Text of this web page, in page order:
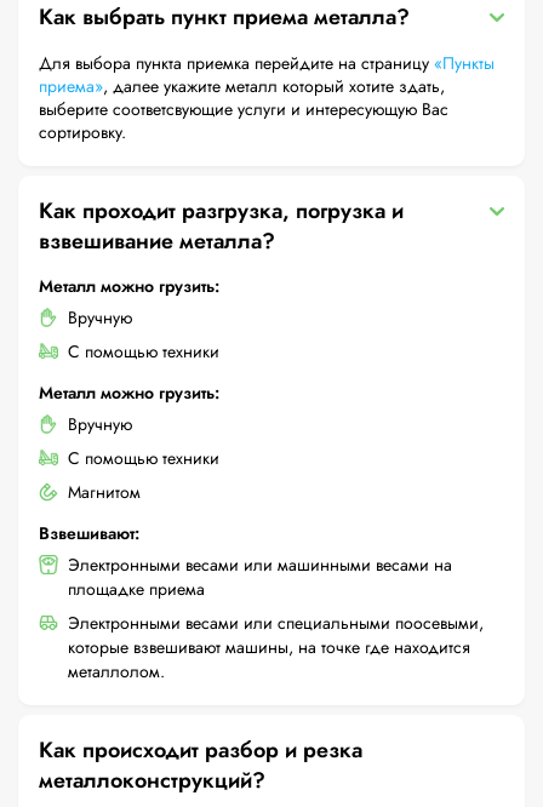
Как выбрать пункт приема металла?
Для выбора пункта приемка перейдите на страницу «Пункты
приема», далее укажите металл который хотите здать,
выберите соответсвующие услуги и интересующую Вас
сортировку.
Как проходит разгрузка, погрузка и
взвешивание металла?
Металл можно грузить:
Вручную
С помощью техники
Металл можно грузить:
Вручную
С помощью техники
Магнитом
Взвешивают:
Электронными весами или машинными весами на
площадке приема
Электронными весами или специальными поосевыми,
которые взвешивают машины, на точке где находится
металлолом.
Как происходит разбор и резка
металлоконструкций?